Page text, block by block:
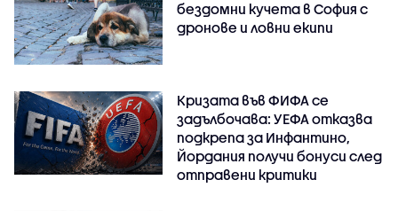
бездомни кучета в София с
дронове и ловни екипи
Кризата във ФИФА се
задълбочава: УЕФА отказва
подкрепа за Инфантино,
Йордания получи бонуси след
отправени критики